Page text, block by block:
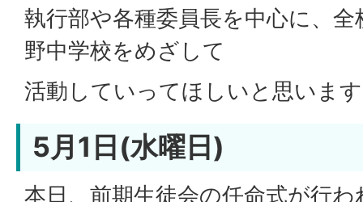
執行部や各種委員長を中心に、
野中学校をめざして
活動していってほしいと思いま
5月1日(水曜日)
本日、前期生徒会の任命式が行